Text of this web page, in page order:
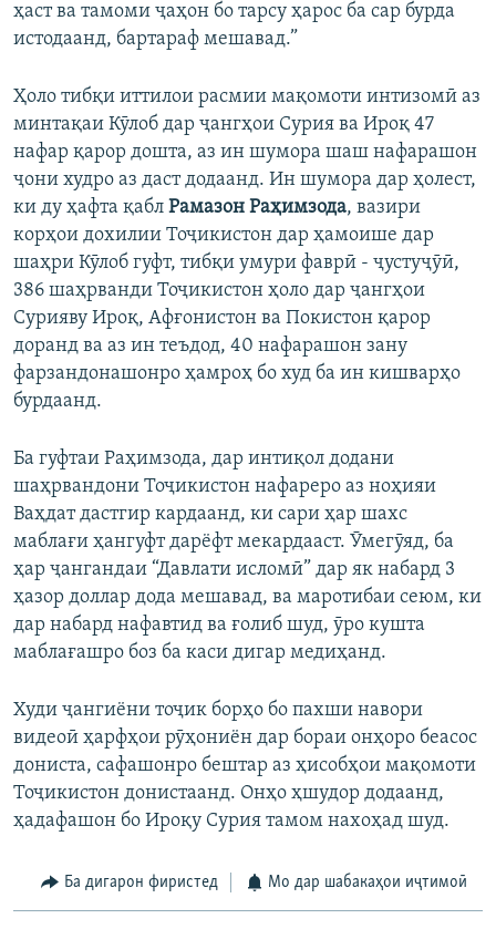
ҳаст ва тамоми ҷаҳон бо тарсу ҳарос ба сар бурда
истодаанд, бартараф мешавад.”
Ҳоло тибқи иттилои расмии мақомоти интизомӣ аз
минтақаи Кӯлоб дар ҷангҳои Сурия ва Ироқ 47
нафар қарор дошта, аз ин шумора шаш нафарашон
ҷони худро аз даст додаанд. Ин шумора дар ҳолест,
ки ду ҳафта қабл Рамазон Раҳимзода, вазири
корҳои дохилии Тоҷикистон дар ҳамоише дар
шаҳри Кӯлоб гуфт, тибқи умури фаврӣ - ҷустуҷӯӣ,
386 шаҳрванди Тоҷикистон ҳоло дар ҷангҳои
Сурияву Ироқ, Афғонистон ва Покистон қарор
доранд ва аз ин теъдод, 40 нафарашон зану
фарзандонашонро ҳамроҳ бо худ ба ин кишварҳо
бурдаанд.
Ба гуфтаи Раҳимзода, дар интиқол додани
шаҳрвандони Тоҷикистон нафареро аз ноҳияи
Ваҳдат дастгир кардаанд, ки сари ҳар шахс
маблағи ҳангуфт дарёфт мекардааст. Ӯмегӯяд, ба
ҳар ҷангандаи “Давлати исломӣ” дар як набард 3
ҳазор доллар дода мешавад, ва маротибаи сеюм, ки
дар набард нафавтид ва ғолиб шуд, ӯро кушта
маблағашро боз ба каси дигар медиҳанд.
Худи ҷангиёни тоҷик борҳо бо пахши навори
видеоӣ ҳарфҳои рӯҳониён дар бораи онҳоро беасос
дониста, сафашонро бештар аз ҳисобҳои мақомоти
Тоҷикистон донистаанд. Онҳо ҳшудор додаанд,
ҳадафашон бо Ироқу Сурия тамом нахоҳад шуд.
Ба дигарон фиристед Мо дар шабакаҳои иҷтимоӣ